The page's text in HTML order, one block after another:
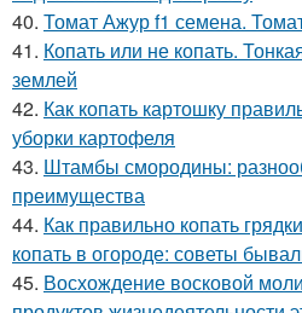
40. Томат Ажур f1 семена.
41. Копать или не копать.
землей
42. Как копать картошку
уборки картофеля
43. Штамбы смородины:
преимущества
44. Как правильно копать
копать в огороде: советы
45. Восхождение восковой